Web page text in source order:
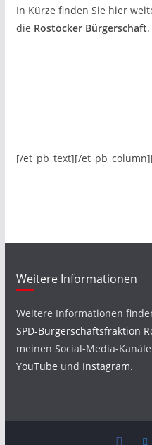
In Kürze finden Sie hier
die Rostocker Bürgerschaft.
[/et_pb_text][/
Weitere Informationen
Weitere Informationen
SPD-Bürgerschaftsfraktion
meinen Social-Media-
YouTube und Instagram.